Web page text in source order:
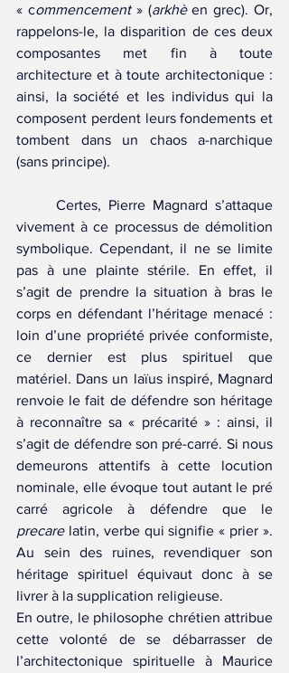
« commencement » (arkhè en grec). Or,
rappelons-le, la disparition de ces deux
composantes met fin à toute
architecture et à toute architectonique :
ainsi, la société et les individus qui la
composent perdent leurs fondements et
tombent dans un chaos a-narchique
(sans principe).
vivement à ce processus de démolition
symbolique. Cependant, il ne se limite
pas à une plainte stérile. En effet, il
s’agit de prendre la situation à bras le
corps en défendant l’héritage menacé :
loin d’une propriété privée conformiste,
ce dernier est plus spirituel que
matériel. Dans un laïus inspiré, Magnard
renvoie le fait de défendre son héritage
à reconnaître sa « précarité » : ainsi, il
s’agit de défendre son pré-carré. Si nous
demeurons attentifs à cette locution
nominale, elle évoque tout autant le pré
precare latin, verbe qui signifie « prier ».
Au sein des ruines, revendiquer son
héritage spirituel équivaut donc à se
livrer à la supplication religieuse.
En outre, le philosophe chrétien attribue
cette volonté de se débarrasser de
l’architectonique spirituelle à Maurice